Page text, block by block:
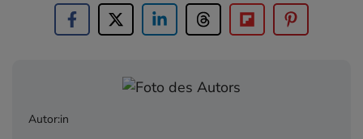
Autor:in